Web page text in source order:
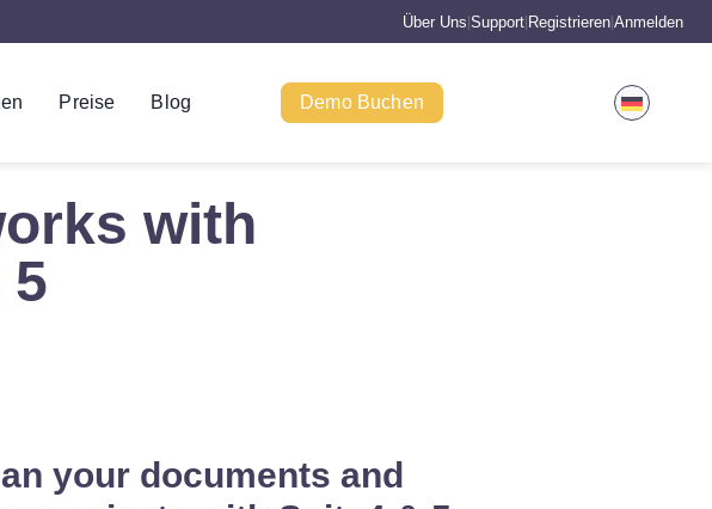
Über Uns Support Registrieren Anmelden
Preise Blog Demo Buchen
with
5
your documents and